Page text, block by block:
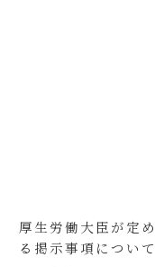
厚生労働大臣が定め
る掲示事項について